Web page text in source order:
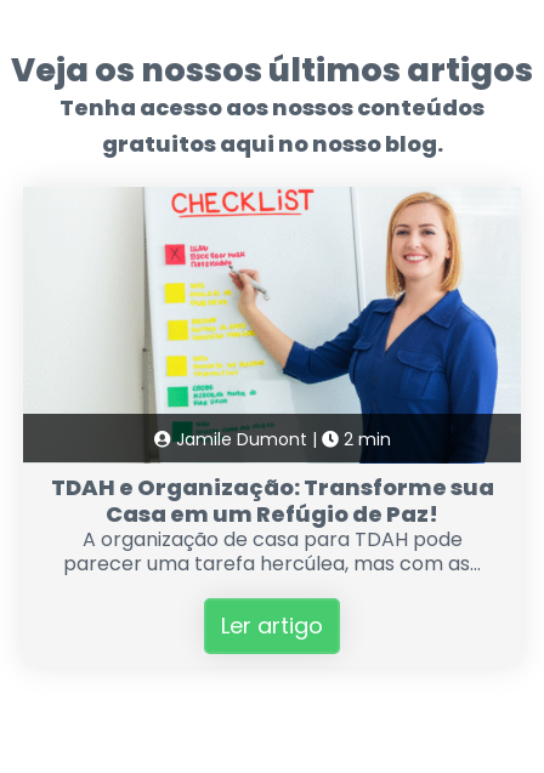
Veja os nossos últimos artigos
Tenha acesso aos nossos conteúdos
gratuitos aqui no nosso blog.
Jamile Dumont | 2 min
TDAH e Organização: Transforme sua
Casa em um Refúgio de Paz!
A organização de casa para TDAH pode
parecer uma tarefa hercúlea, mas com as...
Ler artigo